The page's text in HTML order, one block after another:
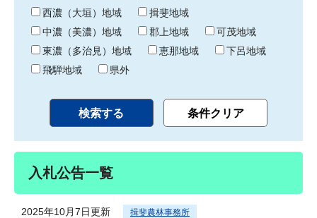
り 西濃（大垣）地域
揖斐地域
中濃（美濃）地域
郡上地域
可茂地域
東濃（多治見）地域
恵那地域
下呂地域
飛騨地域
県外
入札公告一覧
2025年10月7日更新 揖斐農林事務所